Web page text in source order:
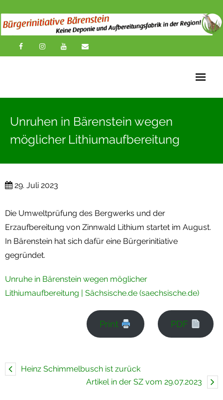
Impressionen
Termine
Unruhen in Bärenstein wegen
möglicher Lithiumaufbereitung
29. Juli 2023
Die Umweltprüfung des Bergwerks und der
Erzaufbereitung von Zinnwald Lithium startet im August.
In Bärenstein hat sich dafür eine Bürgerinitiative
gegründet.
Unruhe in Bärenstein wegen möglicher
Lithiumaufbereitung | Sächsische.de (saechsische.de)
Print PDF
Heinz Schimmelbusch ist zurück
Artikel in der SZ vom 29.07.2023